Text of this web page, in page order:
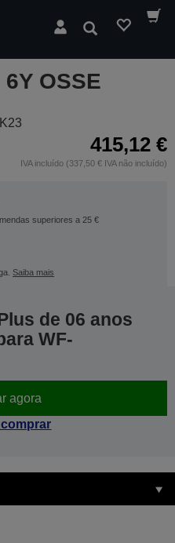
Pesquisar
OSSE
415,12 €
IVA incluído (337,50 € IVA não incluído)
superiores a 25 €
Saiba mais
de 06 anos
WF-
agora